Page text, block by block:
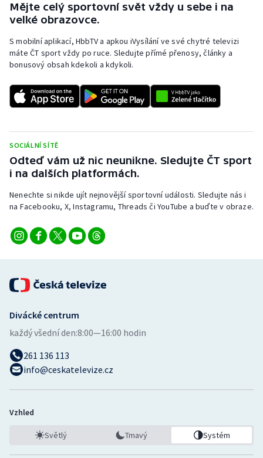
Plavání
Plážový volejbal
Ragby
Rychlobruslení
Short track
Sportovní střelba
Stolní tenis
Triatlon
Veslování
Vodní slalom
Volejbal
Mějte celý sportovní svět vždy u sebe i na
velké obrazovce.
S mobilní aplikací, HbbTV a apkou iVysílání ve své chytré televizi
máte ČT sport vždy po ruce. Sledujte přímé přenosy, články a
bonusový obsah kdekoli a kdykoli.
SOCIÁLNÍ SÍTĚ
Odteď vám už nic neunikne. Sledujte ČT sport
i na dalších platformách.
Nenechte si nikde ujít nejnovější sportovní události. Sledujte nás i
na Facebooku, X, Instagramu, Threads či YouTube a buďte v obraze.
Divácké centrum
každý všední den:8:00—16:00 hodin
261 136 113
info@ceskatelevize.cz
Vzhled
Světlý Tmavý Systém